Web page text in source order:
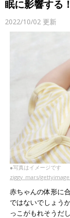
眠に影響する
2022/10/02 更新
●写真はイメージです
ziggy_mars/
赤ちゃんの体形に
ではないでしょう
っこがもれそうだ